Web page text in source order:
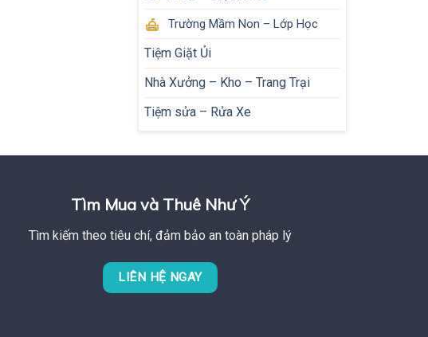
Trường Mầm Non – Lớp Học
Tiệm Giặt Ủi
Nhà Xưởng – Kho – Trang Trại
Tiệm sửa – Rửa Xe
Tìm Mua và Thuê Như Ý
Tìm kiếm theo tiêu chí, đảm bảo an toàn pháp lý
LIÊN HỆ NGAY